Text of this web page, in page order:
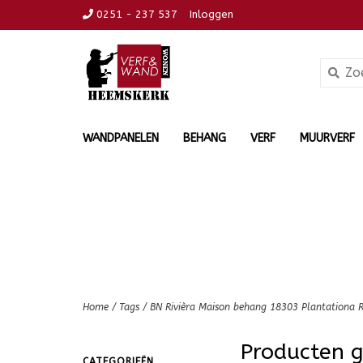
0251 - 237 537 Inloggen
WANDPANELEN BEHANG VERF MUURVERF
Home / Tags / BN Rivièra Maison behang 18303 Plantationa
Producten